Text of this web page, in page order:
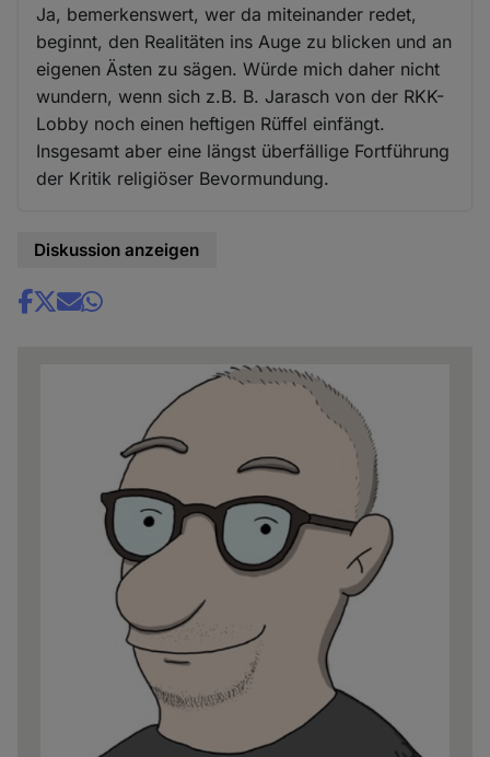
Ja, bemerkenswert, wer da miteinander redet,
beginnt, den Realitäten ins Auge zu blicken und an
eigenen Ästen zu sägen. Würde mich daher nicht
wundern, wenn sich z.B. B. Jarasch von der RKK-
Lobby noch einen heftigen Rüffel einfängt.
Insgesamt aber eine längst überfällige Fortführung
der Kritik religiöser Bevormundung.
Diskussion anzeigen
Share